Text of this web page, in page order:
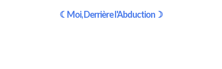
☾Moi, Derrière l'Abduction☽